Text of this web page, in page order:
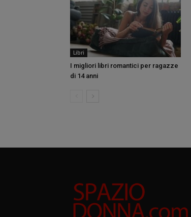
Libri
I migliori libri romantici per ragazze
di 14 anni